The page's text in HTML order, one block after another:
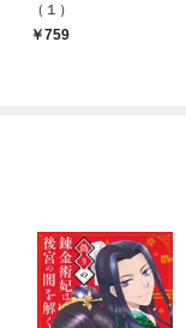
（１）
759